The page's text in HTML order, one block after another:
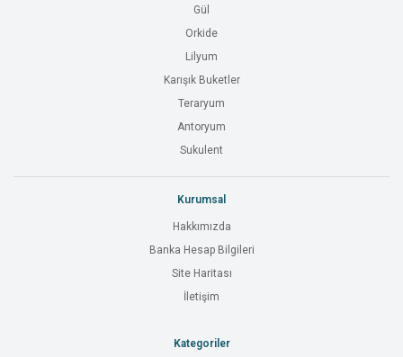
Gül
Orkide
Lilyum
Karışık Buketler
Teraryum
Antoryum
Sukulent
Kurumsal
Hakkımızda
Banka Hesap Bilgileri
Site Haritası
İletişim
Kategoriler